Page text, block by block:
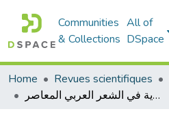
Communities
& Collections
All of
DSpace
Home Revues scientifiques
الثورة الجزائرية في الشعر العربي المعاصر